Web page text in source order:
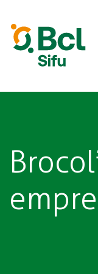
contenido
principal
BCL